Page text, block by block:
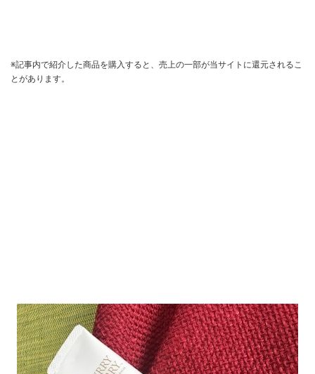
※記事内で紹介した商品を購入すると、売上の一部が当サイトに還元されるこ
とがあります。